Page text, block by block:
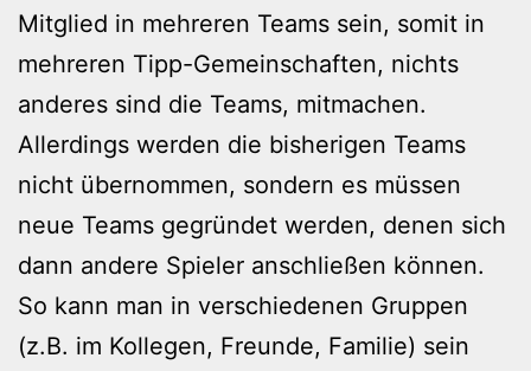
Mitglied in mehreren Teams sein, somit in
mehreren Tipp-Gemeinschaften, nichts
anderes sind die Teams, mitmachen.
Allerdings werden die bisherigen Teams
nicht übernommen, sondern es müssen
neue Teams gegründet werden, denen sich
dann andere Spieler anschließen können.
So kann man in verschiedenen Gruppen
(z.B. im Kollegen, Freunde, Familie) sein